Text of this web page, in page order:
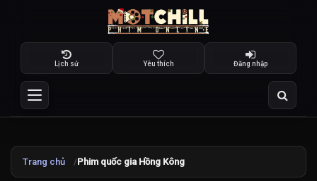
Lịch sử Yêu thích Đăng nhập
Trang chủ Phim quốc gia Hồng Kông